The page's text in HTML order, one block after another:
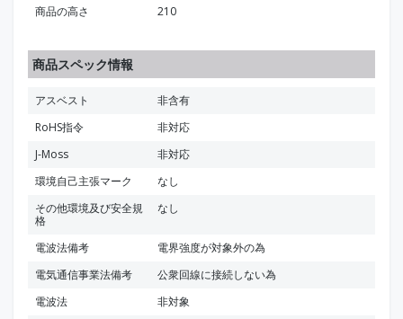
商品の高さ
210
商品スペック情報
アスベスト
非含有
RoHS指令
非対応
J-Moss
非対応
環境自己主張マーク
なし
その他環境及び安全規
格
なし
電波法備考
電界強度が対象外の為
電気通信事業法備考
公衆回線に接続しない為
電波法
非対象